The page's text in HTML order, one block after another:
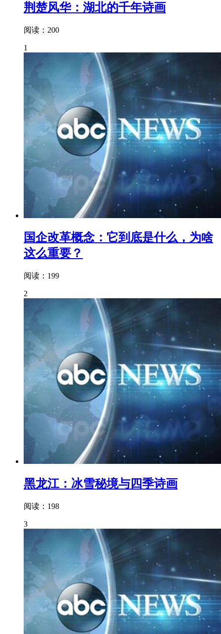
荆楚风华：湖北的千年诗画
阅读：200
1
国企改革概念：它到底是什么，为啥
这么重要？
阅读：199
2
黑龙江：冰雪秘境与四季诗画
阅读：198
3